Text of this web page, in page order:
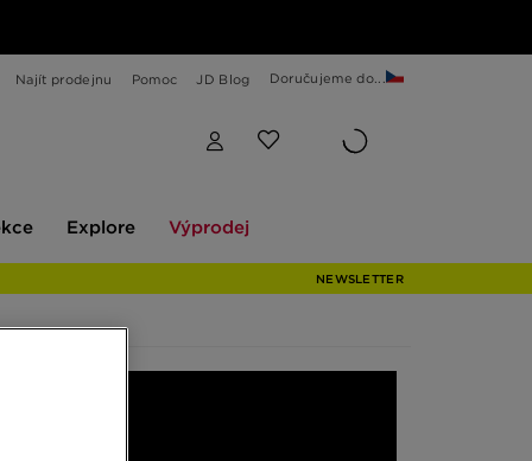
Najít prodejnu Pomoc JD Blog Doručujeme do...
Explore Výprodej
NEWSLETTER